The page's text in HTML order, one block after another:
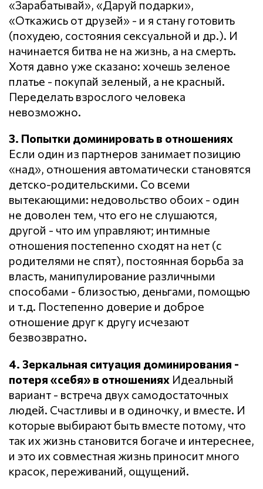
«Зарабатывай», «Даруй подарки»,
«Откажись от друзей» - и я стану готовить
(похудею, состояния сексуальной и др.). И
начинается битва не на жизнь, а на смерть.
Хотя давно уже сказано: хочешь зеленое
платье - покупай зеленый, а не красный.
Переделать взрослого человека
невозможно.
3. Попытки доминировать в отношениях
Если один из партнеров занимает позицию
«над», отношения автоматически становятся
детско-родительскими. Со всеми
вытекающими: недовольство обоих - один
не доволен тем, что его не слушаются,
другой - что им управляют; интимные
отношения постепенно сходят на нет (с
родителями не спят), постоянная борьба за
власть, манипулирование различными
способами - близостью, деньгами, помощью
и т.д. Постепенно доверие и доброе
отношение друг к другу исчезают
безвозвратно.
4. Зеркальная ситуация доминирования -
потеря «себя» в отношениях Идеальный
вариант - встреча двух самодостаточных
людей. Счастливы и в одиночку, и вместе. И
которые выбирают быть вместе потому, что
так их жизнь становится богаче и интереснее,
и это их совместная жизнь приносит много
красок, переживаний, ощущений.